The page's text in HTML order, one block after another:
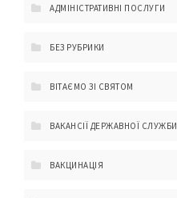
АДМІНІСТРАТИВНІ ПОСЛУГИ
БЕЗ РУБРИКИ
ВІТАЄМО ЗІ СВЯТОМ
ВАКАНСІЇ ДЕРЖАВНОЇ СЛУЖБИ
ВАКЦИНАЦІЯ